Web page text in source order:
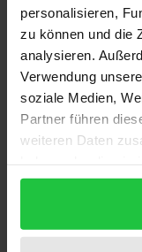
personalisieren,
zu können und die
analysieren.
Verwendung
soziale Medien,
Partner führen
weiteren Daten
gesammelt haben.
978-3-932004-
Untertitel
Visualisierung,
1998